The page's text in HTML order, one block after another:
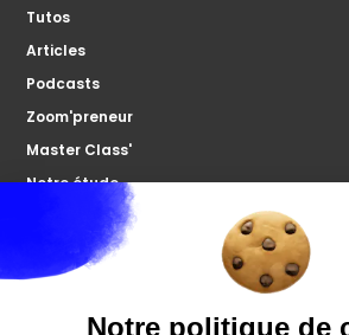
Tutos
Articles
Podcasts
Zoom'preneur
Master Class'
Notre étude
À propos
Microco